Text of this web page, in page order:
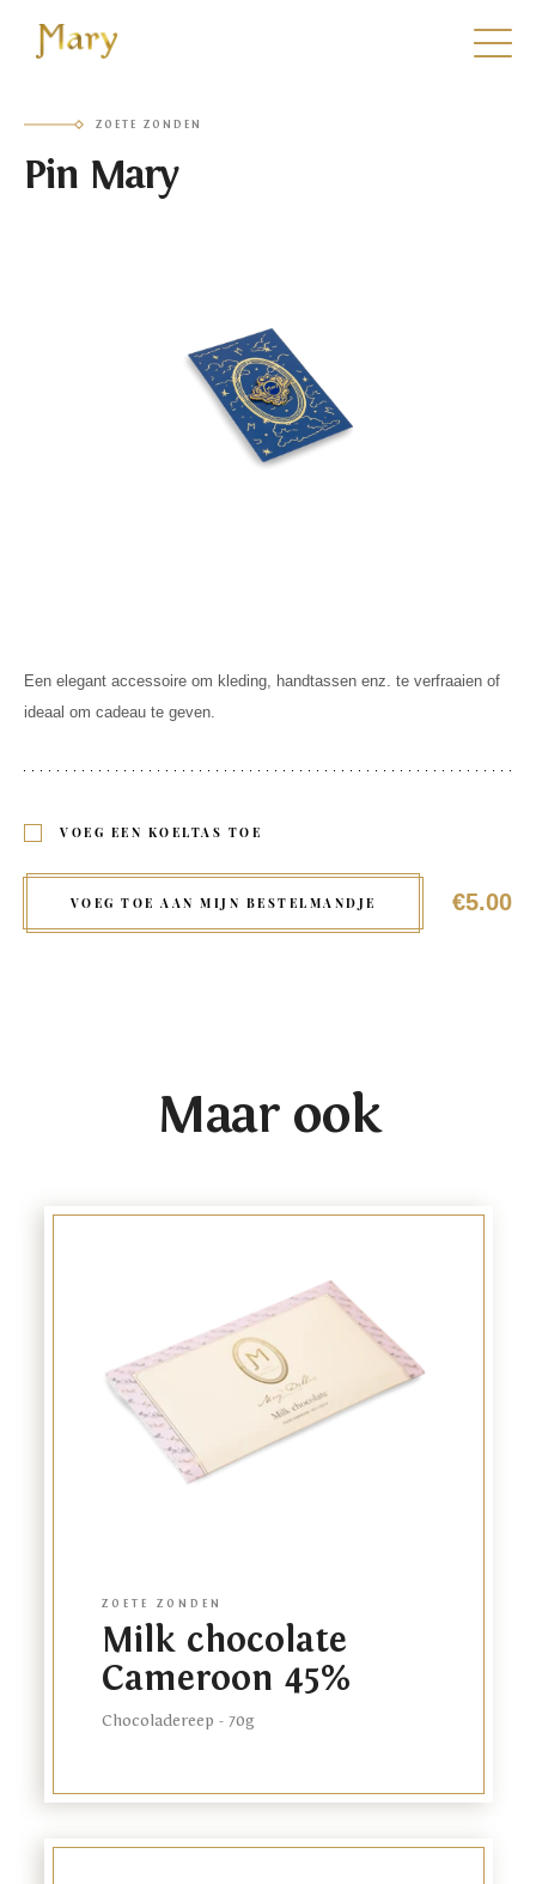
Mary
ZOETE ZONDEN
Pin Mary
Een elegant accessoire om kleding, handtassen enz. te verfraaien of
ideaal om cadeau te geven.
VOEG EEN KOELTAS TOE
VOEG TOE AAN MIJN BESTELMANDJE €5.00
Maar ook
ZOETE ZONDEN
Milk chocolate
Cameroon 45%
Chocoladereep - 70g